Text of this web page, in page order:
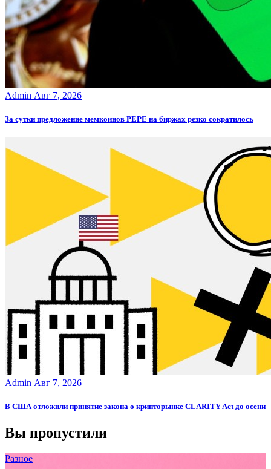
Admin Авг 7, 2026
За сутки предложение мемкоинов PEPE на биржах резко сократилось
Admin Авг 7, 2026
В США отложили принятие закона о крипторынке CLARITY Act до осени
Вы пропустили
Разное